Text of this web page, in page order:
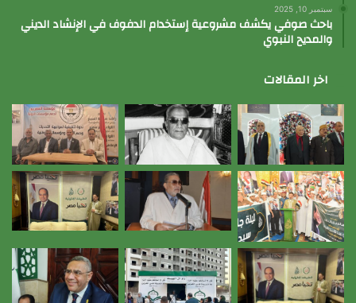
سبتمبر 10, 2025
باحث صوفي يكشف مشروعية إستخدام الدفوف في الإنشاد الديني
والمديح النبوي
اخر المقالات